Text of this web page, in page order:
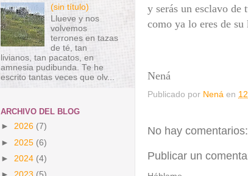
y serás un esclavo de
como ya lo eres de su
Nená
Publicado por Nená en
No hay comentarios:
Publicar un
(sin título)
Llueve y nos
volvemos
terrones en tazas
de té, tan
livianos, tan pacatos, en
amnesia pudibunda. Te he
escrito tantas veces que olv...
ARCHIVO DEL BLOG
► 2026 (7)
► 2025 (6)
► 2024 (4)